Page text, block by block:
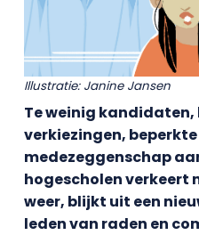
Illustratie: Janine Jansen
Te weinig
verkiezingen,
medezeggenschap
hogescholen verkeert
weer, blijkt uit een
leden van raden en